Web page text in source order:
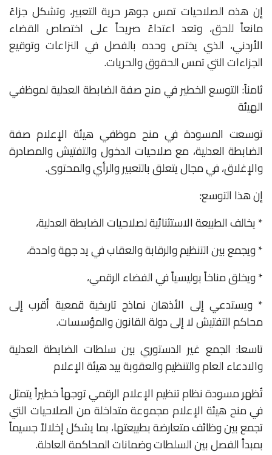
إن هذه الصلاحيات تمس جوهر حرية التعبير، وتشكل جزاءً
مانعاً للحق، وتعد اعتداءً صريحاً على اختصاص القضاء
الأردني، الذي يختص وحده بالفصل في النزاعات وتوقيع
الجزاءات التي تمس الحقوق والحريات.
ثامناً: التوسع الخطير في منح صفة الضابطة العدلية لموظفي
الهيئة
توسعت المسودة في منح موظفي هيئة الإعلام صفة
الضابطة العدلية، مع صلاحيات الدخول والتفتيش والمصادرة
والإغلاق، في مجال يتعلق بالتعبير والرأي والمحتوى.
إن هذا التوسع:
* يخالف الطبيعة الاستثنائية لصلاحيات الضابطة العدلية،
* ويجمع بين التنظيم والرقابة والعقاب في يد جهة واحدة،
* ويخلق مناخاً بوليسياً في الفضاء الرقمي،
* ويستدعي إلى الأذهان نماذج تاريخية قمعية أقرب إلى
محاكم التفتيش لا إلى دولة القانون والمؤسسات.
تاسعا: الجمع غير الدستوري بين سلطات الضابطة العدلية
والادعاء العام والتنظيم والعقوبة بيد هيئة الإعلام
تُظهر مسودة نظام تنظيم الإعلام الرقمي توجهاً خطيراً يتمثل
في منح هيئة الإعلام مجموعة متداخلة من الصلاحيات التي
تجمع بين وظائف متعارضة بطبيعتها، بما يشكل إخلالاً جسيماً
بمبدأ الفصل بين السلطات وضمانات المحاكمة العادلة.